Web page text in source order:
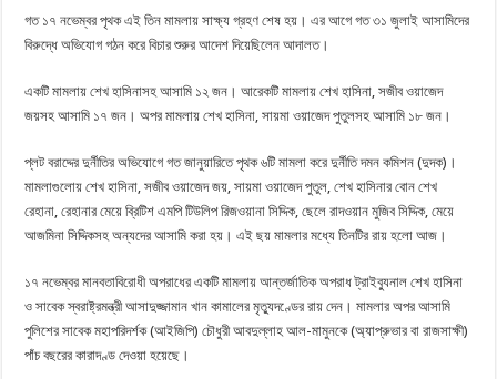
গত ১৭ নভেম্বর পৃথক এই তিন মামলায় সাক্ষ্য গ্রহণ শেষ হয়। এর আগে গত ৩১ জুলাই আসামিদের
বিরুদ্ধে অভিযোগ গঠন করে বিচার শুরুর আদেশ দিয়েছিলেন আদালত।
একটি মামলায় শেখ হাসিনাসহ আসামি ১২ জন। আরেকটি মামলায় শেখ হাসিনা, সজীব ওয়াজেদ
জয়সহ আসামি ১৭ জন। অপর মামলায় শেখ হাসিনা, সায়মা ওয়াজেদ পুতুলসহ আসামি ১৮ জন।
প্লট বরাদ্দের দুর্নীতির অভিযোগে গত জানুয়ারিতে পৃথক ৬টি মামলা করে দুর্নীতি দমন কমিশন (দুদক)।
মামলাগুলোয় শেখ হাসিনা, সজীব ওয়াজেদ জয়, সায়মা ওয়াজেদ পুতুল, শেখ হাসিনার বোন শেখ
রেহানা, রেহানার মেয়ে ব্রিটিশ এমপি টিউলিপ রিজওয়ানা সিদ্দিক, ছেলে রাদওয়ান মুজিব সিদ্দিক, মেয়ে
আজমিনা সিদ্দিকসহ অন্যদের আসামি করা হয়। এই ছয় মামলার মধ্যে তিনটির রায় হলো আজ।
১৭ নভেম্বর মানবতাবিরোধী অপরাধের একটি মামলায় আন্তর্জাতিক অপরাধ ট্রাইব্যুনাল শেখ হাসিনা
ও সাবেক স্বরাষ্ট্রমন্ত্রী আসাদুজ্জামান খান কামালের মৃত্যুদণ্ডের রায় দেন। মামলার অপর আসামি
পুলিশের সাবেক মহাপরিদর্শক (আইজিপি) চৌধুরী আবদুল্লাহ আল-মামুনকে (অ্যাপ্রুভার বা রাজসাক্ষী)
পাঁচ বছরের কারাদণ্ড দেওয়া হয়েছে।